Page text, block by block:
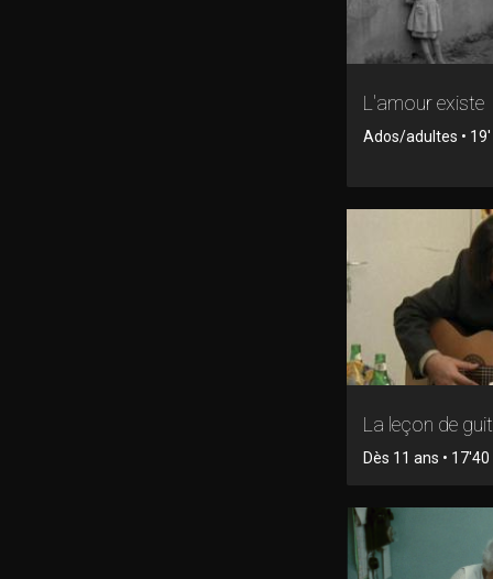
L'amour existe
Ados/adultes •
La leçon de
Dès 11 ans • 17'40